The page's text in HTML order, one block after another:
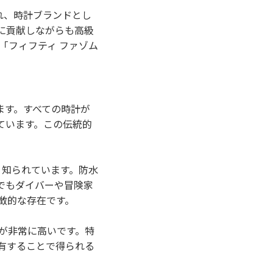
時計ブランドとし
貢献しながらも高級
フィフティ ファゾム
。すべての時計が
ます。この伝統的
られています。防水
もダイバーや冒険家
な存在です。
非常に高いです。特
することで得られる